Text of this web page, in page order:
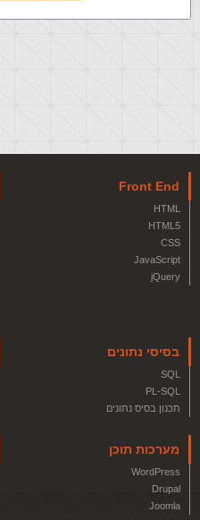
Front End
HTML
HTML5
CSS
JavaScript
jQuery
בסיסי נתונים
SQL
PL-SQL
תכנון בסיס נתונים
מערכות תוכן
WordPress
Drupal
Joomla